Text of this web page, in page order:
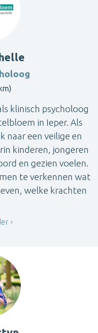
klinisch psycholoog
in Ieper. Als
naar een veilige en
kinderen, jongeren
en gezien voelen.
te verkennen wat
welke krachten